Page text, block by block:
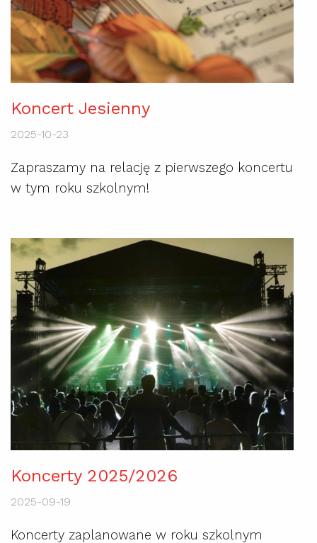
Koncert Jesienny
2025-10-23
Zapraszamy na relację z pierwszego koncertu
w tym roku szkolnym!
Koncerty 2025/2026
2025-09-19
Koncerty zaplanowane w roku szkolnym